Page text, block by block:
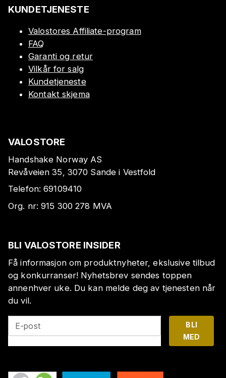
KUNDETJENESTE
Valostores Affiliate-program
FAQ
Garanti og retur
Vilkår for salg
Kundetjeneste
Kontakt skjema
VALOSTORE
Handshake Norway AS
Revåveien 35, 3070 Sande i Vestfold
Telefon:69109410
Org. nr:915 300 278 MVA
BLI VALOSTORE INSIDER
Få informasjon om produktnyheter, ekslusive tilbud
og konkurranser! Nyhetsbrev sendes toppen
annenhver uke. Du kan melde deg av tjenesten når
du vil.
E-post
BLI
MED